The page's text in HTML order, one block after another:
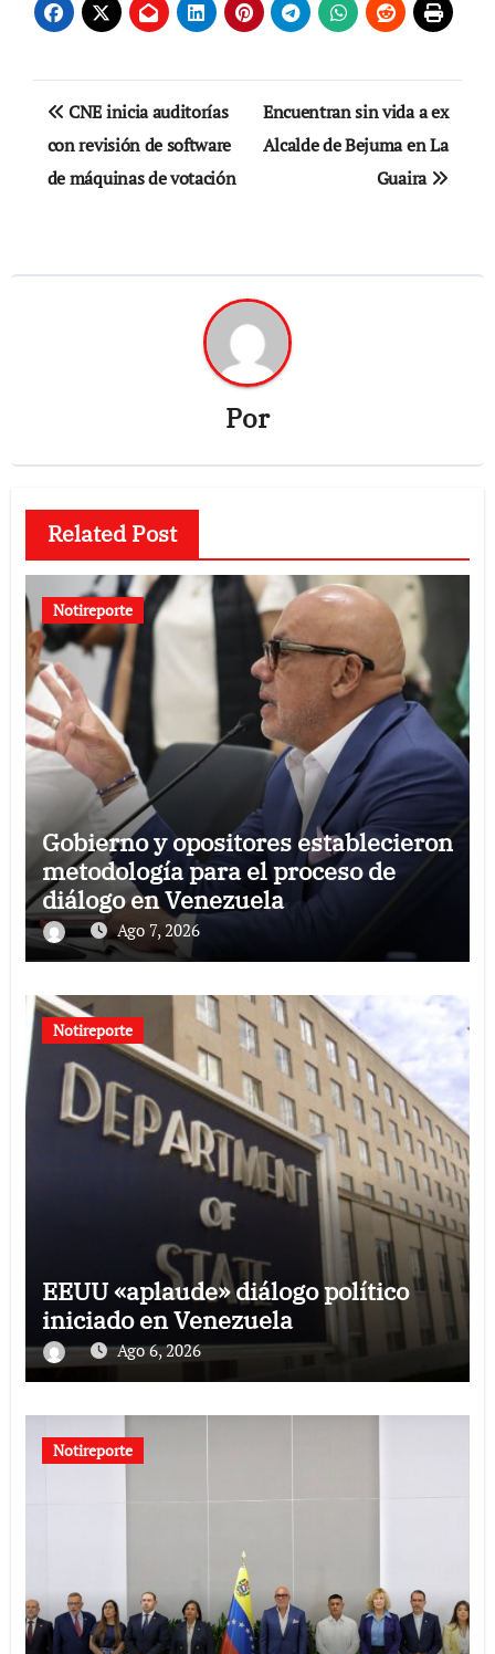
Navegación
de
entradas
CNE inicia auditorías
con revisión de software
de máquinas de votación
Encuentran sin vida a ex
Alcalde de Bejuma en La
Guaira
Por
Related Post
Notireporte
Gobierno y opositores establecieron
metodología para el proceso de
diálogo en Venezuela
Ago 7, 2026
Notireporte
EEUU «aplaude» diálogo político
iniciado en Venezuela
Ago 6, 2026
Notireporte